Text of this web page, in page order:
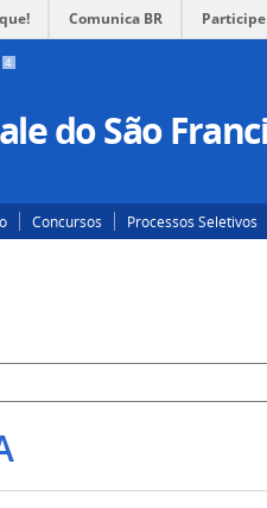
Comunica BR Participe
4
do São
Concursos Processos Seletivos